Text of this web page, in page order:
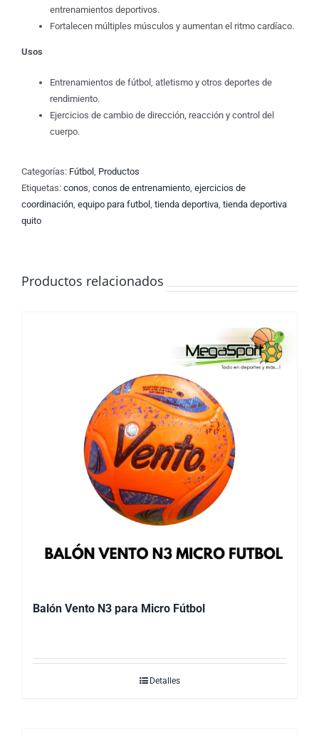
entrenamientos deportivos.
Fortalecen múltiples músculos y aumentan el ritmo cardíaco.
Usos
Entrenamientos de fútbol, atletismo y otros deportes de
rendimiento.
Ejercicios de cambio de dirección, reacción y control del
cuerpo.
Categorías: Fútbol Productos
Etiquetas: conos conos de entrenamiento ejercicios de
coordinación equipo para futbol tienda deportiva tienda deportiva
quito
Productos relacionados
Balón Vento N3 para Micro Fútbol
Detalles